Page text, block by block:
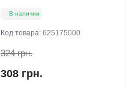
В наличии
Код товара: 625175000
324 грн.
308 грн.